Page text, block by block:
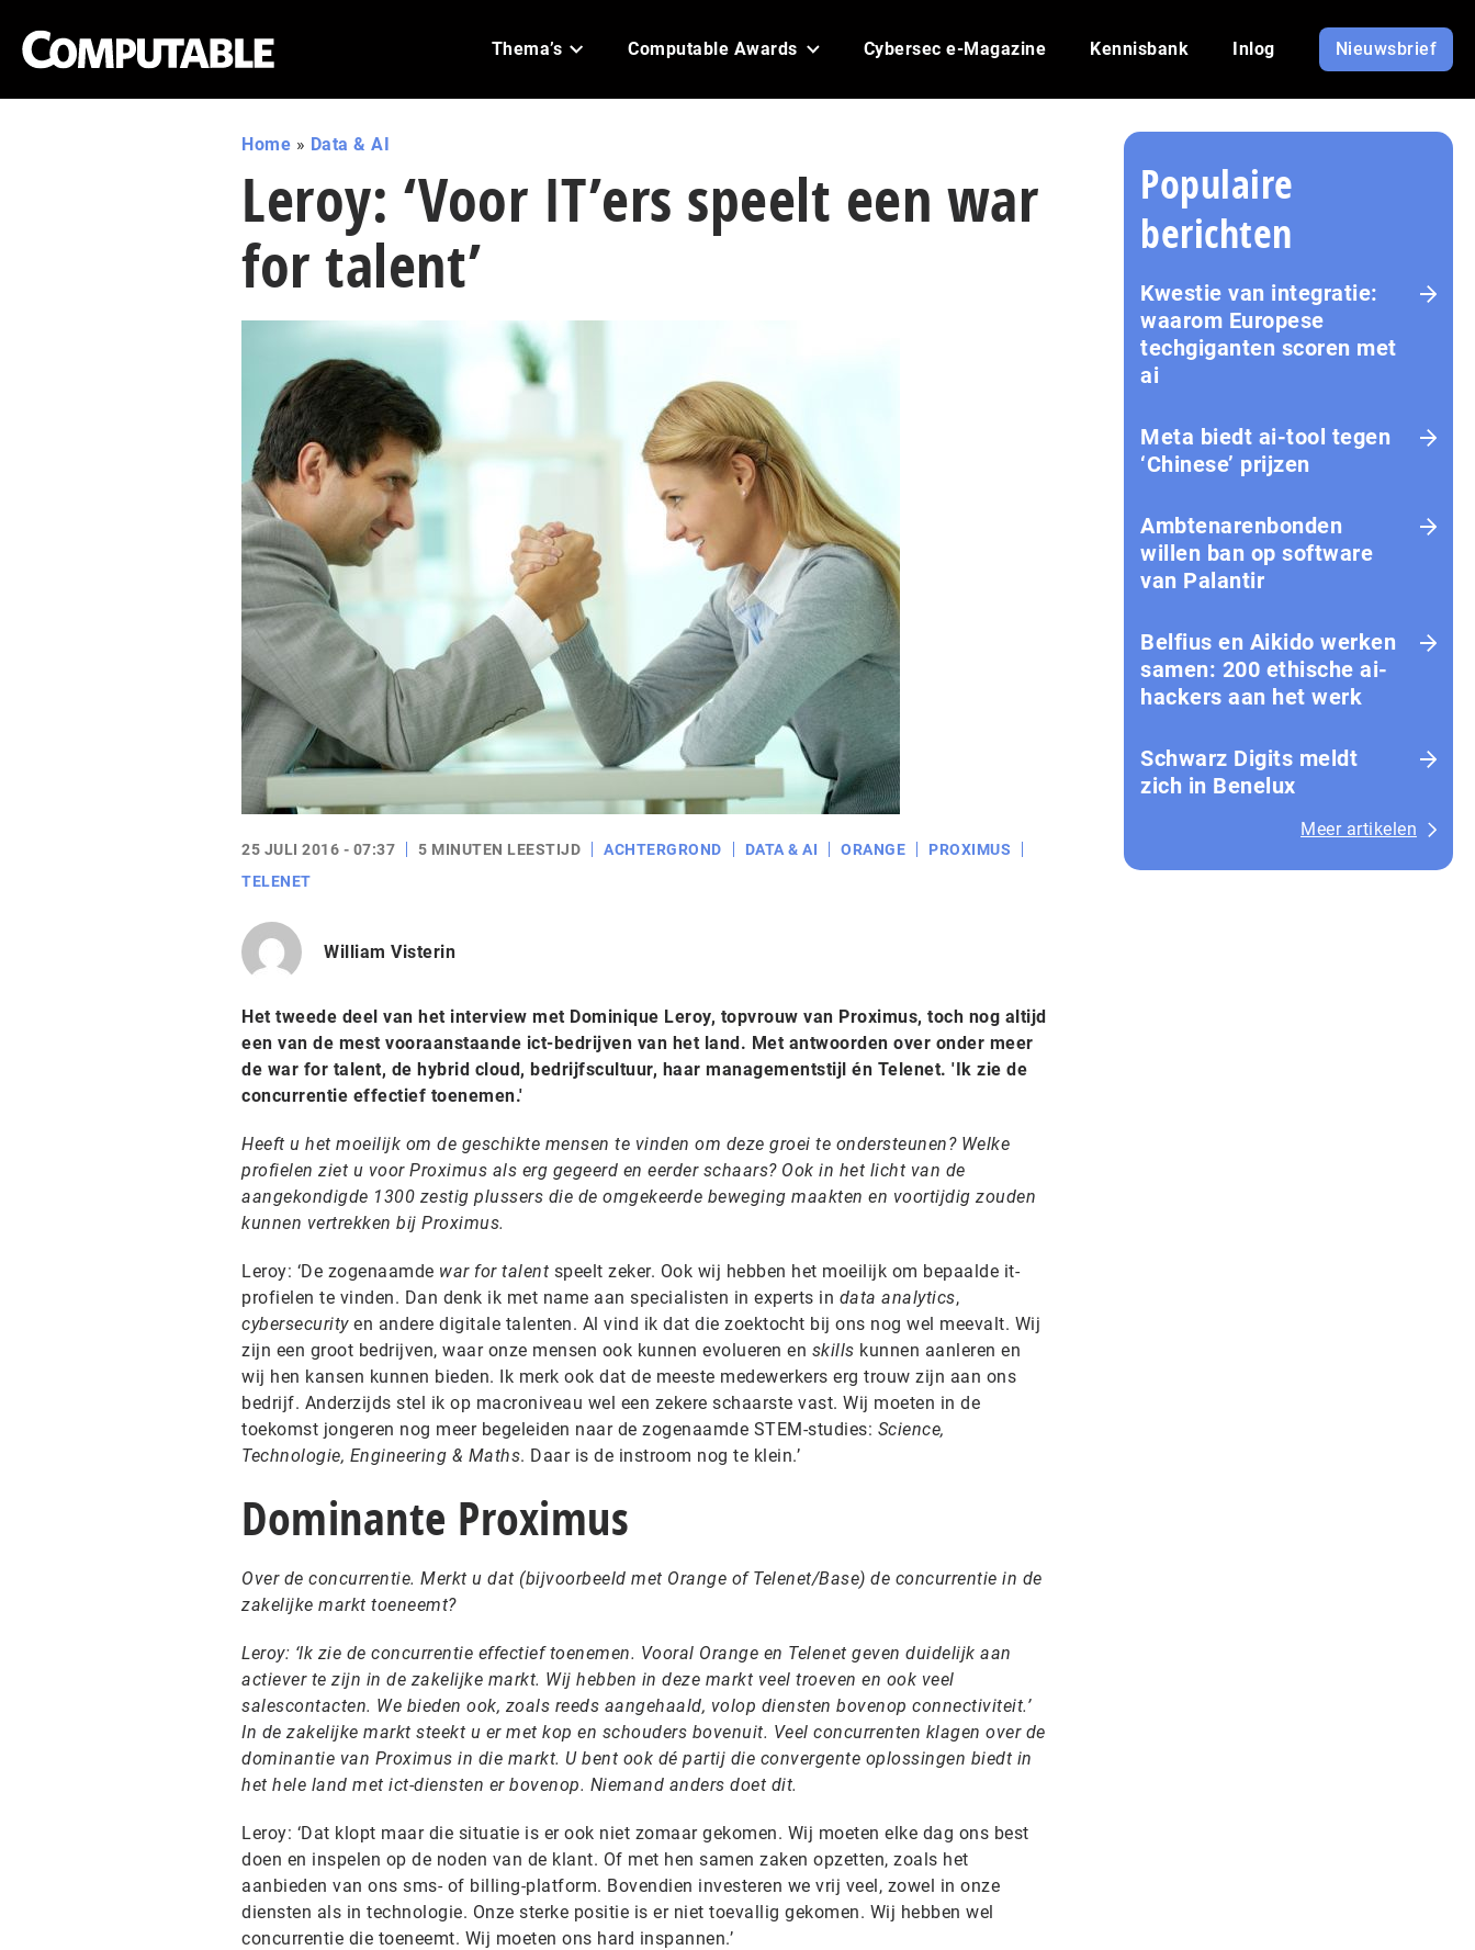
Thema’s Computable Awards Cybersec e-Magazine Kennisbank Inlog Nieuwsbrief
Home » Data & AI
Leroy: ‘Voor IT’ers speelt een war
for talent’
25 JULI 2016 - 07:37 5 MINUTEN LEESTIJD ACHTERGROND DATA & AI ORANGE
PROXIMUS
TELENET
William Visterin
Het tweede deel van het interview met Dominique Leroy, topvrouw van Proximus, toch nog altijd
een van de mest vooraanstaande ict-bedrijven van het land. Met antwoorden over onder meer
de war for talent, de hybrid cloud, bedrijfscultuur, haar managementstijl én Telenet. 'Ik zie de
concurrentie effectief toenemen.'
Heeft u het moeilijk om de geschikte mensen te vinden om deze groei te ondersteunen? Welke
profielen ziet u voor Proximus als erg gegeerd en eerder schaars? Ook in het licht van de
aangekondigde 1300 zestig plussers die de omgekeerde beweging maakten en voortijdig zouden
kunnen vertrekken bij Proximus.
Leroy: ‘De zogenaamde war for talent speelt zeker. Ook wij hebben het moeilijk om bepaalde it-
profielen te vinden. Dan denk ik met name aan specialisten in experts in data analytics,
cybersecurityen andere digitale talenten. Al vind ik dat die zoektocht bij ons nog wel meevalt. Wij
zijn een groot bedrijven, waar onze mensen ook kunnen evolueren en skills kunnen aanleren en
wij hen kansen kunnen bieden. Ik merk ook dat de meeste medewerkers erg trouw zijn aan ons
bedrijf. Anderzijds stel ik op macroniveau wel een zekere schaarste vast. Wij moeten in de
toekomst jongeren nog meer begeleiden naar de zogenaamde STEM-studies: Science,
Technologie, Engineering & Maths. Daar is de instroom nog te klein.’
Dominante Proximus
Over de concurrentie. Merkt u dat (bijvoorbeeld met Orange of Telenet/Base) de concurrentie in de
zakelijke markt toeneemt?
Leroy: ‘Ik zie de concurrentie effectief toenemen. Vooral Orange en Telenet geven duidelijk aan
actiever te zijn in de zakelijke markt. Wij hebben in deze markt veel troeven en ook veel
salescontacten. We bieden ook, zoals reeds aangehaald, volop diensten bovenop connectiviteit.’
In de zakelijke markt steekt u er met kop en schouders bovenuit. Veel concurrenten klagen over de
dominantie van Proximus in die markt. U bent ook dé partij die convergente oplossingen biedt in
het hele land met ict-diensten er bovenop. Niemand anders doet dit.
Leroy: ‘Dat klopt maar die situatie is er ook niet zomaar gekomen. Wij moeten elke dag ons best
doen en inspelen op de noden van de klant. Of met hen samen zaken opzetten, zoals het
aanbieden van ons sms- of billing-platform. Bovendien investeren we vrij veel, zowel in onze
diensten als in technologie. Onze sterke positie is er niet toevallig gekomen. Wij hebben wel
concurrentie die toeneemt. Wij moeten ons hard inspannen.’
Populaire
berichten
Kwestie van integratie:
waarom Europese
techgiganten scoren met
ai
Meta biedt ai-tool tegen
‘Chinese’ prijzen
Amb­te­na­ren­bon­den
willen ban op software
van Palantir
Belfius en Aikido werken
samen: 200 ethische ai-
hackers aan het werk
Schwarz Digits meldt
zich in Benelux
Meer artikelen